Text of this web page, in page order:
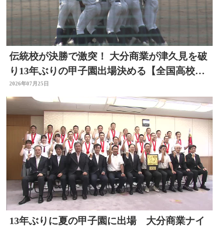
伝統校が決勝で激突！ 大分商業が津久見を破
り13年ぶりの甲子園出場決める【全国高校野
球大分大会】
2026年07月25日
13年ぶりに夏の甲子園に出場 大分商業ナイ